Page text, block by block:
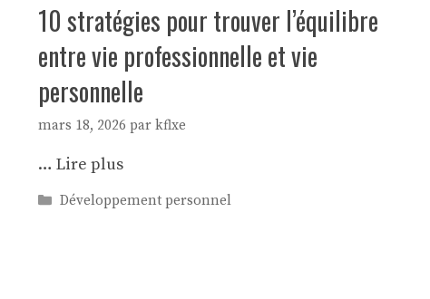
10 stratégies pour trouver l’équilibre
entre vie professionnelle et vie
personnelle
mars 18, 2026 par kflxe
… Lire plus
Catégories
Développement personnel